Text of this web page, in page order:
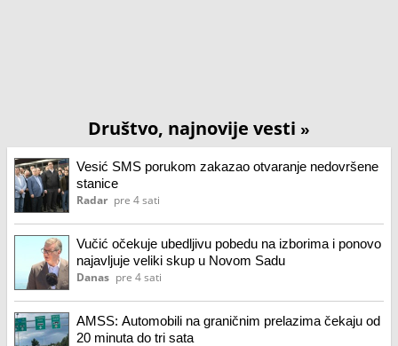
Društvo, najnovije vesti »
Vesić SMS porukom zakazao otvaranje nedovršene
stanice
Radar pre 4 sati
Vučić očekuje ubedljivu pobedu na izborima i ponovo
najavljuje veliki skup u Novom Sadu
Danas pre 4 sati
AMSS: Automobili na graničnim prelazima čekaju od
20 minuta do tri sata